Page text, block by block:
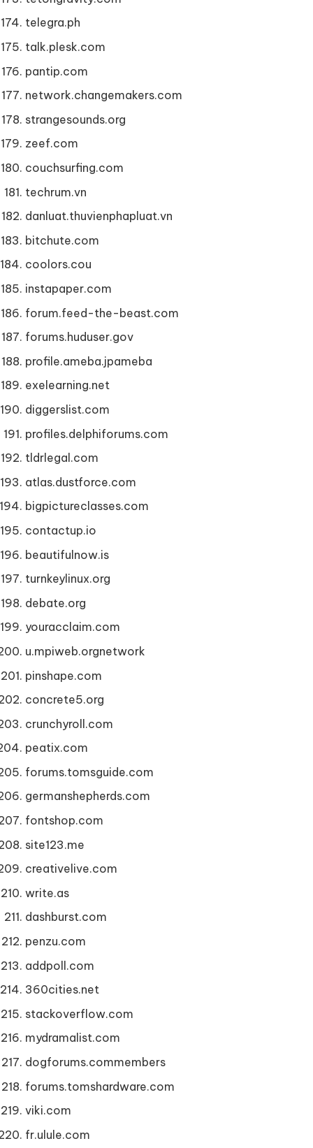
telegra.ph
talk.plesk.com
pantip.com
network.changemakers.com
strangesounds.org
zeef.com
couchsurfing.com
techrum.vn
danluat.thuvienphapluat.vn
bitchute.com
coolors.cou
instapaper.com
forum.feed-the-beast.com
forums.huduser.gov
profile.ameba.jpameba
exelearning.net
diggerslist.com
profiles.delphiforums.com
tldrlegal.com
atlas.dustforce.com
bigpictureclasses.com
contactup.io
beautifulnow.is
turnkeylinux.org
debate.org
youracclaim.com
u.mpiweb.orgnetwork
pinshape.com
concrete5.org
crunchyroll.com
peatix.com
forums.tomsguide.com
germanshepherds.com
fontshop.com
site123.me
creativelive.com
write.as
dashburst.com
penzu.com
addpoll.com
360cities.net
stackoverflow.com
mydramalist.com
dogforums.commembers
forums.tomshardware.com
viki.com
fr.ulule.com